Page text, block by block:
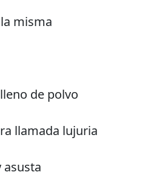
misma
de polvo
llamada lujuria
asusta